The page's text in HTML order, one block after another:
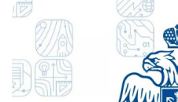
Слушателям
Партнерам